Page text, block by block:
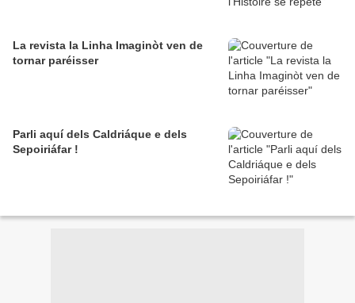
La revista la Linha Imaginòt ven de
tornar paréisser
Parli aquí dels Caldriáque e dels
Sepoiriáfar !